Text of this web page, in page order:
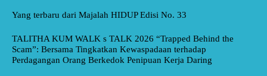
Yang terbaru dari Majalah HIDUP Edisi No. 33
TALITHA KUM WALK s TALK 2026 “Trapped Behind the
Scam”: Bersama Tingkatkan Kewaspadaan terhadap
Perdagangan Orang Berkedok Penipuan Kerja Daring